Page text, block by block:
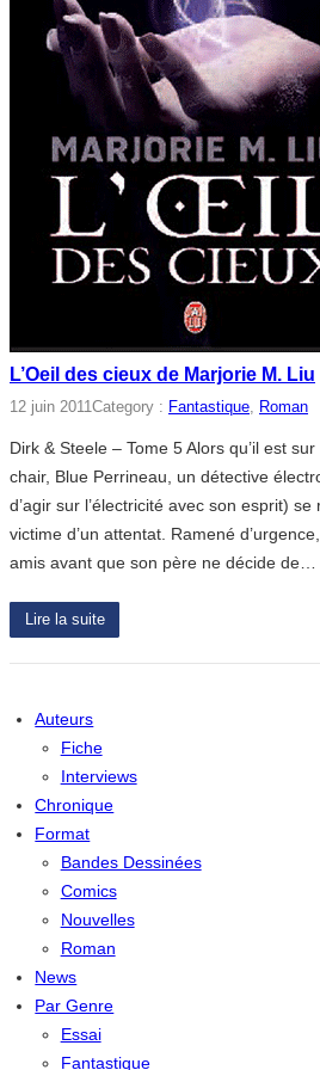
L’Oeil des cieux de Marjorie M. Liu
12 juin 2011Category : Fantastique, Roman
Dirk & Steele – Tome 5 Alors qu’il est
chair, Blue Perrineau, un détective
d’agir sur l’électricité avec son esprit)
victime d’un attentat. Ramené
amis avant que son père ne décide de…
Lire la suite
Auteurs
Fiche
Interviews
Chronique
Format
Bandes Dessinées
Comics
Nouvelles
Roman
News
Par Genre
Essai
Fantastique